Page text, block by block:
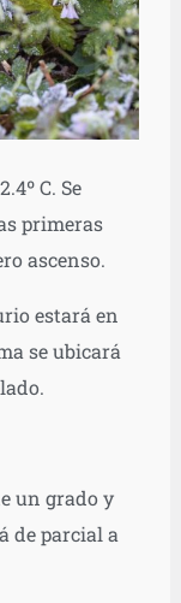
C. Se
primeras
ascenso.
estará en
se ubicará
un grado y
de parcial a